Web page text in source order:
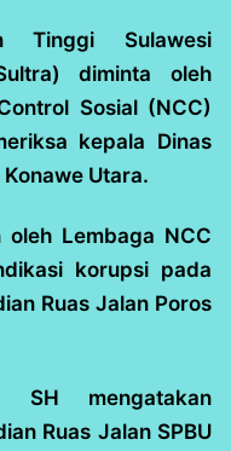
Tinggi Sulawesi
diminta oleh
Sosial (NCC)
kepala Dinas
Utara.
Lembaga NCC
korupsi pada
Ruas Jalan Poros
SH mengatakan
Ruas Jalan SPBU